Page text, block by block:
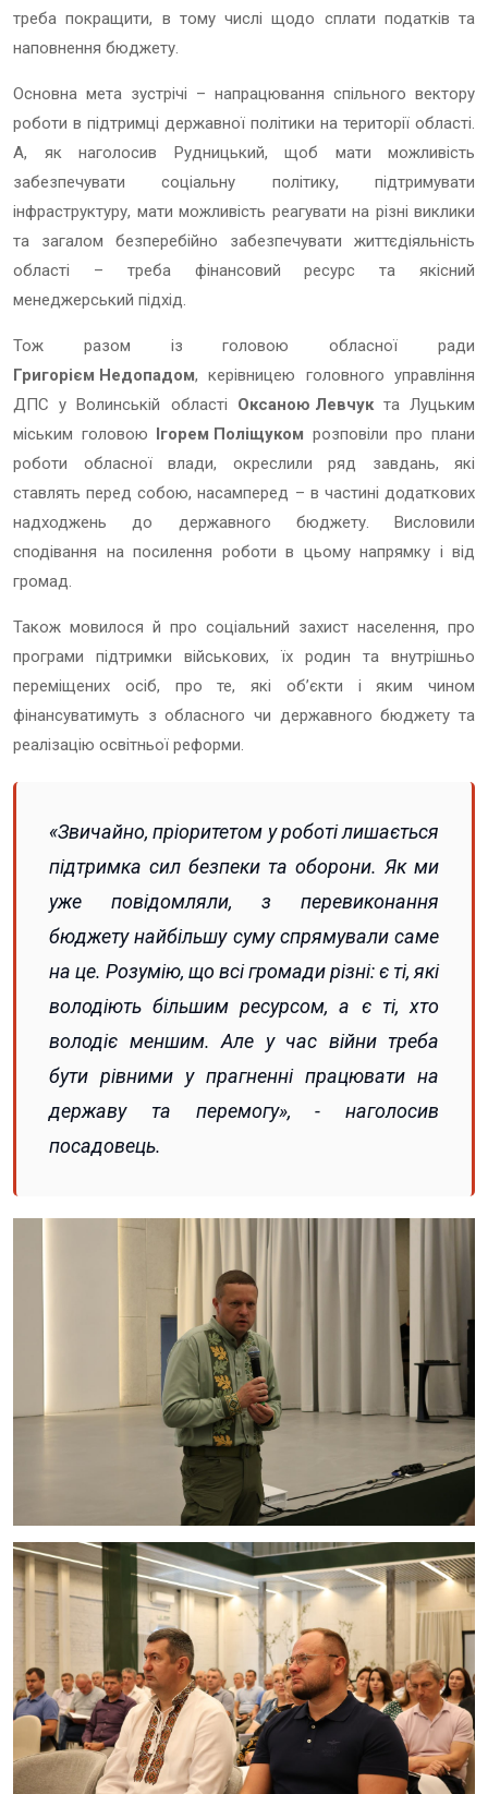
треба покращити, в тому числі щодо сплати податків та
наповнення бюджету.
Основна мета зустрічі – напрацювання спільного вектору
роботи в підтримці державної політики на території області.
А, як наголосив Рудницький, щоб мати можливість
забезпечувати соціальну політику, підтримувати
інфраструктуру, мати можливість реагувати на різні виклики
та загалом безперебійно забезпечувати життєдіяльність
області – треба фінансовий ресурс та якісний
менеджерський підхід.
Тож разом із головою обласної ради
Григорієм Недопадом, керівницею головного управління
ДПС у Волинській області Оксаною Левчукта Луцьким
міським головою Ігорем Поліщуком розповіли про плани
роботи обласної влади, окреслили ряд завдань, які
ставлять перед собою, насамперед – в частині додаткових
надходжень до державного бюджету. Висловили
сподівання на посилення роботи в цьому напрямку і від
громад.
Також мовилося й про соціальний захист населення, про
програми підтримки військових, їх родин та внутрішньо
переміщених осіб, про те, які об’єкти і яким чином
фінансуватимуть з обласного чи державного бюджету та
реалізацію освітньої реформи.
«Звичайно, пріоритетом у роботі лишається
підтримка сил безпеки та оборони. Як ми
уже повідомляли, з перевиконання
бюджету найбільшу суму спрямували саме
на це. Розумію, що всі громади різні: є ті, які
володіють більшим ресурсом, а є ті, хто
володіє меншим. Але у час війни треба
бути рівними у прагненні працювати на
державу та перемогу», - наголосив
посадовець.